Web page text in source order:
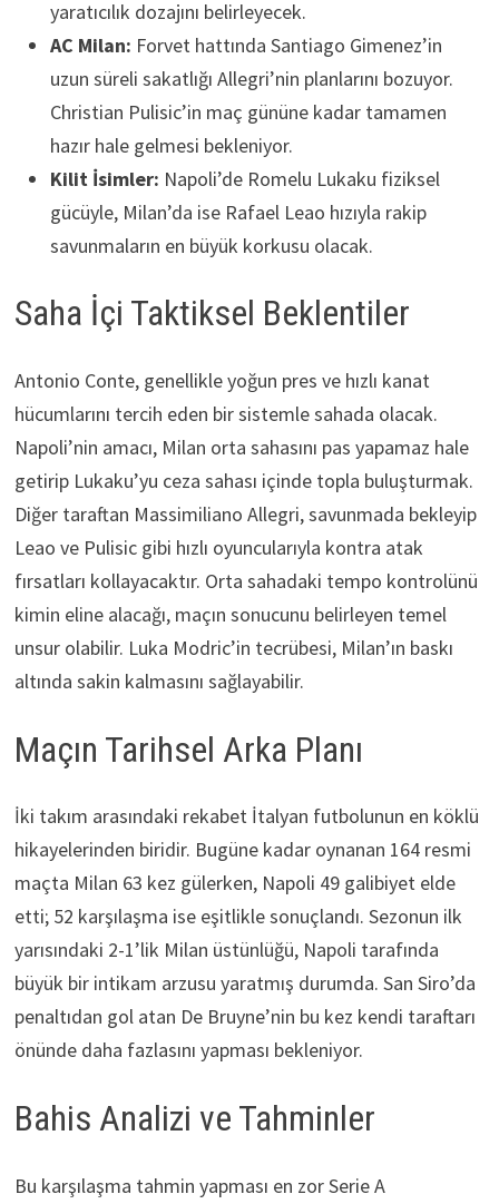
yaratıcılık dozajını belirleyecek.
AC Milan: Forvet hattında Santiago Gimenez’in
uzun süreli sakatlığı Allegri’nin planlarını bozuyor.
Christian Pulisic’in maç gününe kadar tamamen
hazır hale gelmesi bekleniyor.
Kilit İsimler: Napoli’de Romelu Lukaku fiziksel
gücüyle, Milan’da ise Rafael Leao hızıyla rakip
savunmaların en büyük korkusu olacak.
Saha İçi Taktiksel Beklentiler
Antonio Conte, genellikle yoğun pres ve hızlı kanat
hücumlarını tercih eden bir sistemle sahada olacak.
Napoli’nin amacı, Milan orta sahasını pas yapamaz hale
getirip Lukaku’yu ceza sahası içinde topla buluşturmak.
Diğer taraftan Massimiliano Allegri, savunmada bekleyip
Leao ve Pulisic gibi hızlı oyuncularıyla kontra atak
fırsatları kollayacaktır. Orta sahadaki tempo kontrolünü
kimin eline alacağı, maçın sonucunu belirleyen temel
unsur olabilir. Luka Modric’in tecrübesi, Milan’ın baskı
altında sakin kalmasını sağlayabilir.
Maçın Tarihsel Arka Planı
İki takım arasındaki rekabet İtalyan futbolunun en köklü
hikayelerinden biridir. Bugüne kadar oynanan 164 resmi
maçta Milan 63 kez gülerken, Napoli 49 galibiyet elde
etti; 52 karşılaşma ise eşitlikle sonuçlandı. Sezonun ilk
yarısındaki 2-1’lik Milan üstünlüğü, Napoli tarafında
büyük bir intikam arzusu yaratmış durumda. San Siro’da
penaltıdan gol atan De Bruyne’nin bu kez kendi taraftarı
önünde daha fazlasını yapması bekleniyor.
Bahis Analizi ve Tahminler
Bu karşılaşma tahmin yapması en zor Serie A